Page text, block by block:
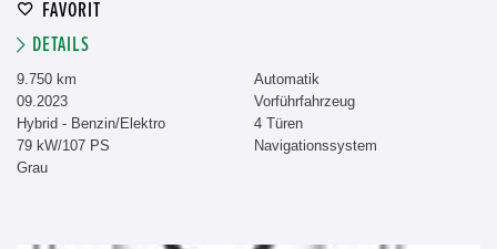
FAVORIT
DETAILS
9.750 km
09.2023
Hybrid - Benzin/Elektro
79 kW/107 PS
Grau
Automatik
Vorführfahrzeug
4 Türen
Navigationssystem